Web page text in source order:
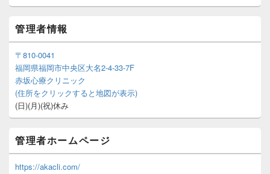
管理者情報
〒810-0041
福岡県福岡市中央区大名2-4-33-7F
赤坂心療クリニック
(住所をクリックすると地図が表示)
(日)(月)(祝)休み
管理者ホームページ
https://akacli.com/